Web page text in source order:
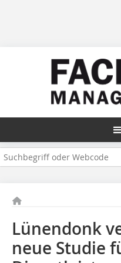
Lünendonk
neue Studie